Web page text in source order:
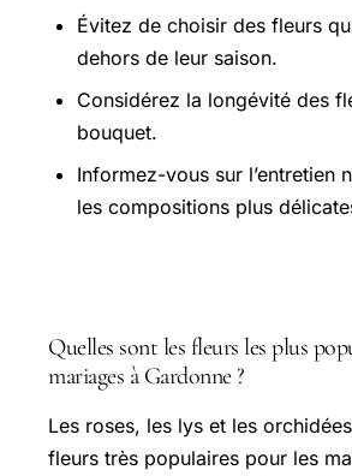
Évitez de choisir des fleurs
dehors de leur saison.
Considérez la longévité des
bouquet.
Informez-vous sur l’entretien
les compositions plus
Quelles sont les fleurs les plus
mariages à Gardonne ?
Les roses, les lys et les
fleurs très populaires pour les